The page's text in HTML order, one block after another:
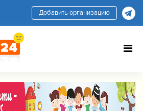
Добавить организацию